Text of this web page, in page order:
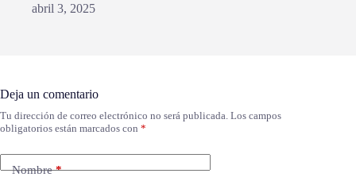
abril 3, 2025
Deja un comentario
Tu dirección de correo electrónico no será publicada. Los campos
obligatorios están marcados con *
Nombre*